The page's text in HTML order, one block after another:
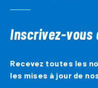
Inscrivez-vous
Recevez toutes les
les mises à jour de